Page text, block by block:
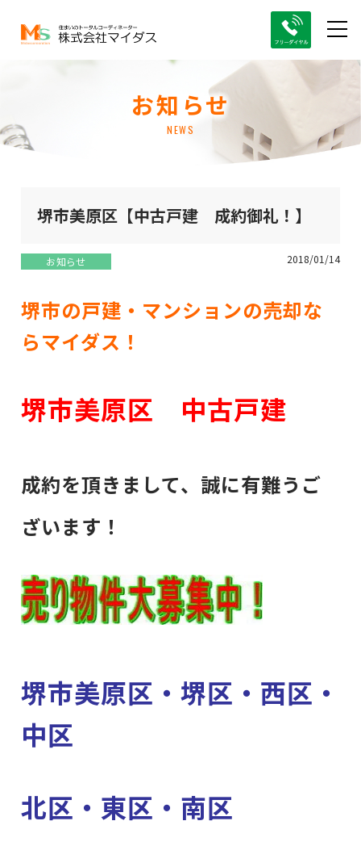
お知らせ
NEWS
堺市美原区【中古戸建 成約御礼！】
お知らせ 2018/01/14
堺市の戸建・マンションの売却な
らマイダス！
堺市美原区 中古戸建
成約を頂きまして、誠に有難うご
ざいます！
堺市美原区・堺区・西区・
中区
北区・東区・南区